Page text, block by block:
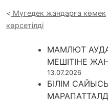
Мүгедек жандарға көмек
көрсетілді
МАМЛЮТ
МЕШІТІНЕ
13.07.2026
БІЛІМ